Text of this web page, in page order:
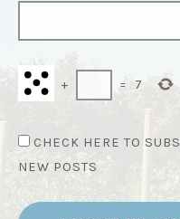
+ = 7
CHECK HERE TO
NEW POSTS